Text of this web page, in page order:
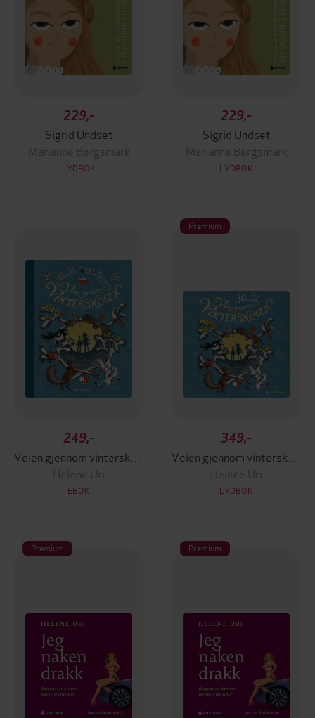
229,-
Sigrid Undset
Marianne Bergsmark
LYDBOK
229,-
Sigrid Undset
Marianne Bergsmark
LYDBOK
249,-
Helene Uri
EBOK
Premium
349,-
Helene Uri
LYDBOK
Premium Premium